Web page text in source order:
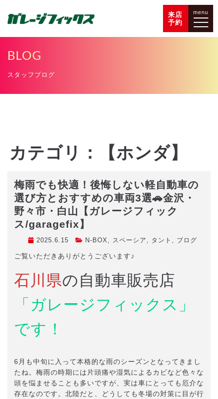
来店
予約
menu
BLOG
スタッフブログ
カテゴリ：【ホンダ】
梅雨でも快適！後悔しない軽自動車の
選び方とおすすめの車両3選🚗金沢・
野々市・白山【ガレージフィック
ス/garagefix】
2025.6.15 N-BOX , スペーシア , タント , ブログ
ご覧いただきありがとうございます♪
石川県の自動車販売店
「ガレージフィックス」
です！
6月も中旬に入って本格的な雨のシーズンとなってきまし
たね。梅雨の時期には片頭痛や湿気によるカビなど色々な
頭を悩ませることも多いですが、実は車にとっても厄介な
存在なのです。北陸だと、どうしても冬場の対策に目が行